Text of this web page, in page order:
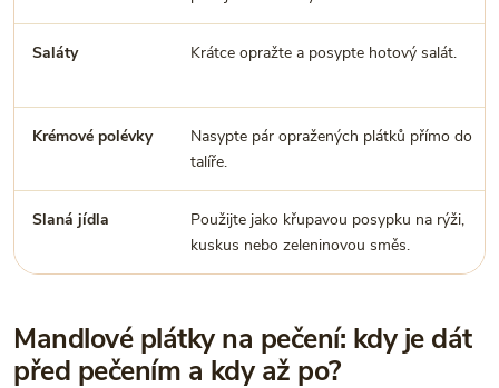
Saláty Krátce opražte a posypte hotový salát.
Krémové polévky
Nasypte pár opražených plátků přímo do
talíře.
Slaná jídla
Použijte jako křupavou posypku na rýži,
kuskus nebo zeleninovou směs.
Mandlové plátky na pečení: kdy je dát
před pečením a kdy až po?